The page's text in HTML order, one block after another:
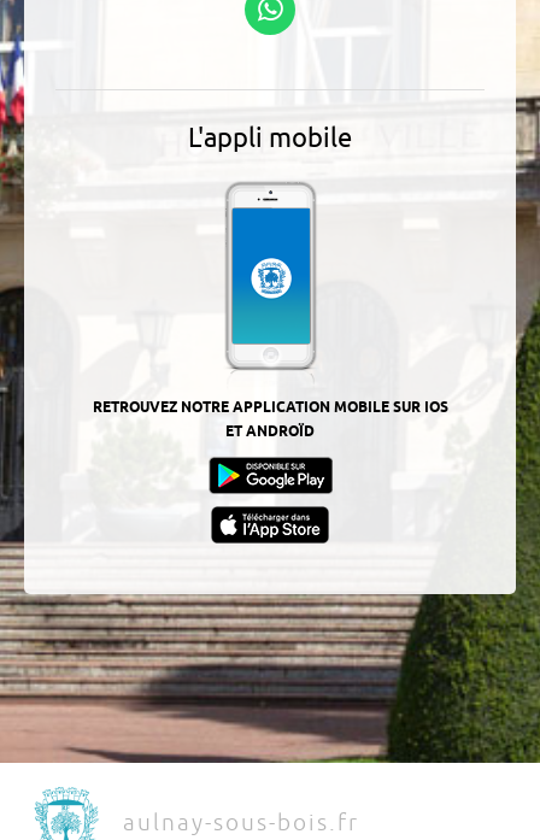
L'appli mobile
RETROUVEZ NOTRE APPLICATION MOBILE SUR IOS
ET ANDROÏD
aulnay-sous-bois.fr